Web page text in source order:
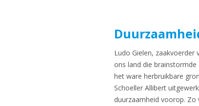
Ludo Gielen, zaakvoerder
ons land die
het ware herbruikbare
Schoeller Allibert
duurzaamheid voorop.